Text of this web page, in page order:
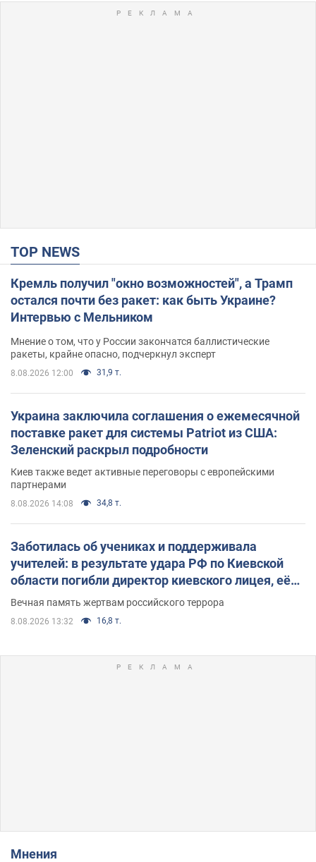
TOP NEWS
Кремль получил "окно возможностей", а Трамп
остался почти без ракет: как быть Украине?
Интервью с Мельником
Мнение о том, что у России закончатся баллистические
ракеты, крайне опасно, подчеркнул эксперт
8.08.2026 12:00 31,9 т.
Украина заключила соглашения о ежемесячной
поставке ракет для системы Patriot из США:
Зеленский раскрыл подробности
Киев также ведет активные переговоры с европейскими
партнерами
8.08.2026 14:08 34,8 т.
Заботилась об учениках и поддерживала
учителей: в результате удара РФ по Киевской
области погибли директор киевского лицея, её
муж и внук
Вечная память жертвам российского террора
8.08.2026 13:32 16,8 т.
Мнения